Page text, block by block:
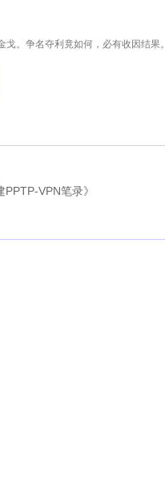
。争名夺利竟如何，必有收因结果。
VPN笔录》